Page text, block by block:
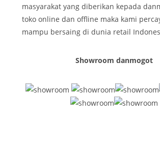
masyarakat yang diberikan kepada
toko online dan offline maka kami
mampu bersaing di dunia retail
Showroom danmogot